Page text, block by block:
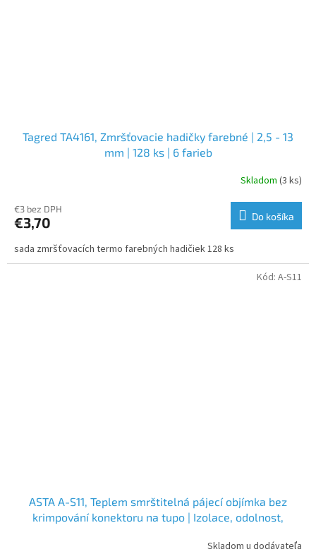
Tagred TA4161, Zmršťovacie hadičky farebné | 2,5 - 13
mm | 128 ks | 6 farieb
Skladom (3 ks)
€3 bez DPH
€3,70 Do košíka
sada zmršťovacích termo farebných hadičiek 128 ks
ASTA A-S11, Teplem smrštitelná pájecí objímka bez
krimpování konektoru na tupo | Izolace, odolnost,
Skladom u dodávateľa
Kód: A-S11